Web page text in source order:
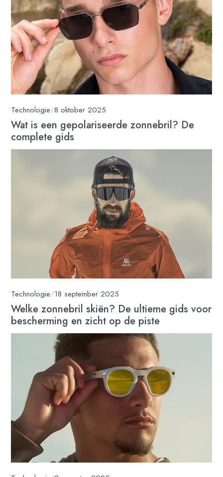
Technologie/8 oktober 2025
Wat is een gepolariseerde zonnebril? De
complete gids
Technologie/18 september 2025
Welke zonnebril skiën? De ultieme gids voor
bescherming en zicht op de piste